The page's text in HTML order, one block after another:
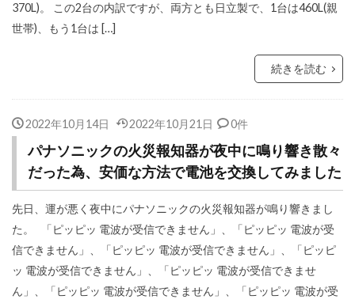
370L)。 この2台の内訳ですが、両方とも日立製で、1台は460L(親
世帯)、もう1台は […]
続きを読む
2022年10月14日 2022年10月21日 0件
パナソニックの火災報知器が夜中に鳴り響き散々
だった為、安価な方法で電池を交換してみました
先日、運が悪く夜中にパナソニックの火災報知器が鳴り響きまし
た。 「ピッピッ 電波が受信できません」、「ピッピッ 電波が受
信できません」、「ピッピッ 電波が受信できません」、「ピッピ
ッ 電波が受信できません」、「ピッピッ 電波が受信できませ
ん」、「ピッピッ 電波が受信できません」、「ピッピッ 電波が受